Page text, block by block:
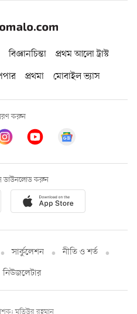
বিজ্ঞানচিন্তা
প্রথম আলো ট্রাস্ট
প্রথমা মোবাইল ভ্যাস
করুন
ডাউনলোড করুন
সার্কুলেশন
নীতি ও শর্ত
নিউজলেটার
মতিউর রহমান